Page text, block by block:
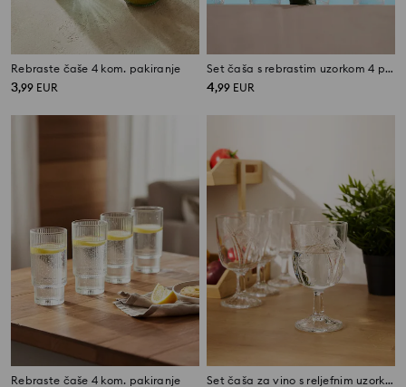
Rebraste čaše 4 kom. pakiranje
3,99 EUR
Set čaša s rebrastim uzorkom 4 pack
4,99 EUR
Rebraste čaše 4 kom. pakiranje Set čaša za vino s reljefnim uzorkom palmi 4 pack